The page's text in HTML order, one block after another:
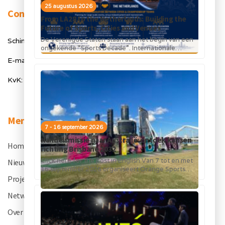
25 augustus 2026
From LA28 to the Netherlands: Building the
Future of Sports, Cities and Venues
De Verenigde Staten staan aan het begin van een
ongekende “Sports Decade”. Internationale
topsportevenementen en grote investeringen in
7 - 16 september 2026
Handelsmissie naar Australië: ontdek kansen
richting Brisbane 2032
Click here for the post in English Van 7 tot en met
16 september 2026 organiseert Orange Sports
Forum in...
Contact
Schimmelt 40, 5611 ZX Eindhoven
E-mail: info@orangesportsforum.com
KvK: 50334905
Menu
Home
Nieuws
Projecten
Netwerk
Over OSF